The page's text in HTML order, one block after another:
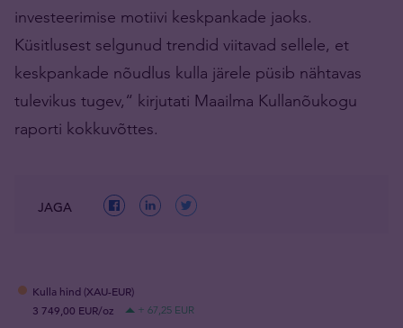
investeerimise motiivi keskpankade jaoks.
Küsitlusest selgunud trendid viitavad sellele, et
keskpankade nõudlus kulla järele püsib nähtavas
tulevikus tugev,“ kirjutati Maailma Kullanõukogu
raporti kokkuvõttes.
JAGA
Kulla hind (XAU-EUR)
3 749,00 EUR/oz
+ 67,25 EUR